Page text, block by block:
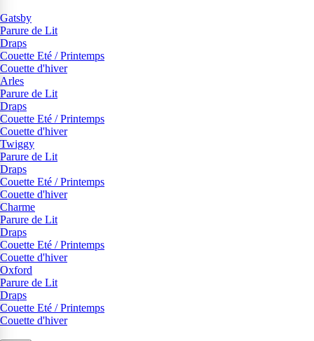
Gatsby
Parure de Lit
Draps
Couette Eté / Printemps
Couette d'hiver
Arles
Parure de Lit
Draps
Couette Eté / Printemps
Couette d'hiver
Twiggy
Parure de Lit
Draps
Couette Eté / Printemps
Couette d'hiver
Charme
Parure de Lit
Draps
Couette Eté / Printemps
Couette d'hiver
Oxford
Parure de Lit
Draps
Couette Eté / Printemps
Couette d'hiver